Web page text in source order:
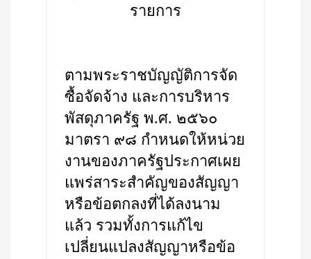
รายการ
ตามพระราชบัญญัติการจัด
ซื้อจัดจ้าง และการบริหาร
พัสดุภาครัฐ พ.ศ. ๒๕๖๐
มาตรา ๙๘ กำหนดให้หน่วย
งานของภาครัฐประกาศเผย
แพร่สาระสำคัญของสัญญา
หรือข้อตกลงที่ได้ลงนาม
แล้ว รวมทั้งการแก้ไข
เปลี่ยนแปลงสัญญาหรือข้อ